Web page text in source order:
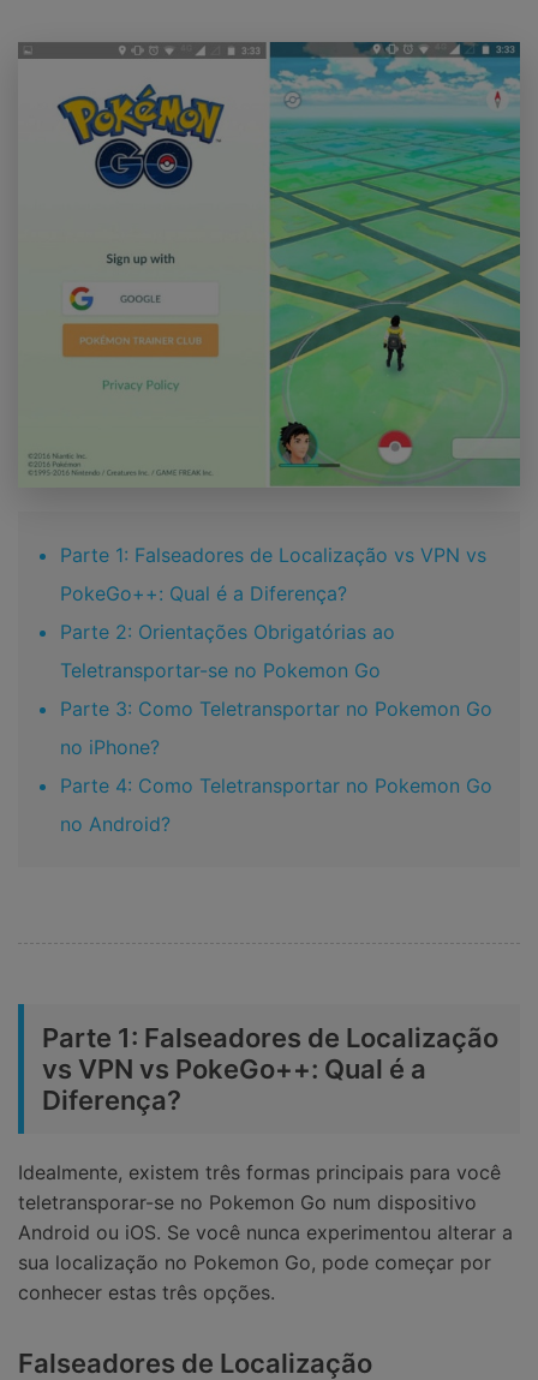
Parte 1: Falseadores de Localização vs VPN vs
PokeGo++: Qual é a Diferença?
Parte 2: Orientações Obrigatórias ao
Teletransportar-se no Pokemon Go
Parte 3: Como Teletransportar no Pokemon Go
no iPhone?
Parte 4: Como Teletransportar no Pokemon Go
no Android?
Parte 1: Falseadores de Localização
vs VPN vs PokeGo++: Qual é a
Diferença?
Idealmente, existem três formas principais para você
teletransporar-se no Pokemon Go num dispositivo
Android ou iOS. Se você nunca experimentou alterar a
sua localização no Pokemon Go, pode começar por
conhecer estas três opções.
Falseadores de Localização